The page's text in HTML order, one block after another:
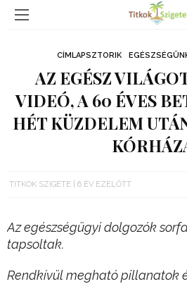
CÍMLAPSZTORIK
AZ EGÉSZ
VIDEÓ, A 60 ÉVES
HÉT KÜZDELEM
TITKOK SZIGETE 6 ÉV EZELŐTT
Az egészségügyi dolgozók
tapsoltak.
Rendkívül megható pillanatok